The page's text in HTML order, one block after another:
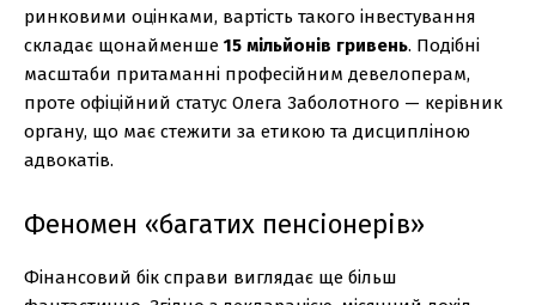
ринковими оцінками, вартість такого інвестування
складає щонайменше 15 мільйонів гривень. Подібні
масштаби притаманні професійним девелоперам,
проте офіційний статус Олега Заболотного — керівник
органу, що має стежити за етикою та дисципліною
адвокатів.
Феномен «багатих пенсіонерів»
Фінансовий бік справи виглядає ще більш